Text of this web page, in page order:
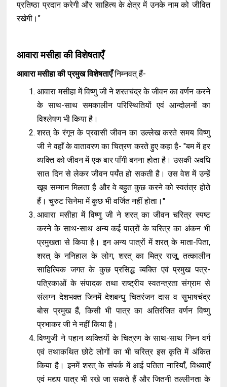
प्रतिष्ठा प्रदान करेगी और साहित्य के क्षेत्र में उनके नाम को जीवित
रखेगी।"
आवारा मसीहा की विशेषताएँ
आवारा मसीहा की प्रमुख विशेषताएँनिम्नवत् हैं-
आवारा मसीहा में विष्णु जी ने शरतचंद्र के जीवन का वर्णन करने
के साथ-साथ समकालीन परिस्थितियों एवं आन्दोलनों का
विश्लेषण भी किया है।
शरत् के रंगून के प्रवासी जीवन का उल्लेख करते समय विष्णु
जी ने वहाँ के वातावरण का चित्रण करते हुए कहा है- "बम में हर
व्यक्ति को जीवन में एक बार पाँगी बनना होता है। उसकी अवधि
सात दिन से लेकर जीवन पर्यंत हो सकती है। उस वेश में उन्हें
खूब सम्मान मिलता है और वे बहुत कुछ करने को स्वतंत्र होते
हैं। चुरुट सिनेमा में कुछ भी वर्जित नहीं होता।"
आवारा मसीहा में विष्णु जी ने शरत् का जीवन चरित्र स्पष्ट
करने के साथ-साथ अन्य कई पात्रों के चरित्र का अंकन भी
प्रमुखता से किया है। इन अन्य पात्रों में शरत् के माता-पिता,
शरत् के ननिहाल के लोग, शरत् का मित्र राजू, तत्कालीन
साहित्यिक जगत के कुछ प्रसिद्ध व्यक्ति एवं प्रमुख पत्र-
पत्रिकाओं के संपादक तथा राष्ट्रीय स्वतन्त्रता संग्राम से
संलग्न देशभक्त जिनमें देशबन्धु चितरंजन दास व सुभाषचंद्र
बोस प्रमुख हैं, किसी भी पात्र का अतिरंजित वर्णन विष्णु
प्रभाकर जी ने नहीं किया है।
विष्णुजी ने पहान व्यक्तियों के चित्रण के साथ-साथ निम्न वर्ग
एवं तथाकथित छोटे लोगों का भी चरित्र इस कृति में अंकित
किया है। इनमें शरत् के संपर्क में आई पतिता नारियाँ, विधवाएँ
एवं मद्यप पात्र भी रखे जा सकते हैं और जितनी तल्लीनता के